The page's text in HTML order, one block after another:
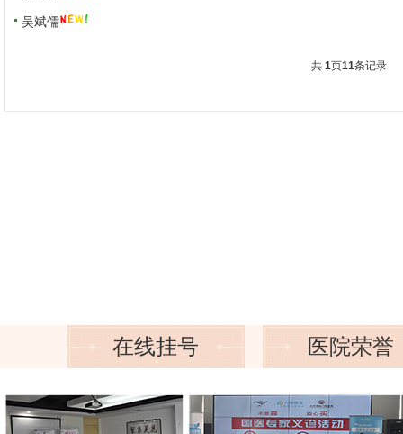
吴斌儒
共1页11条记录
在线挂号 医院荣誉